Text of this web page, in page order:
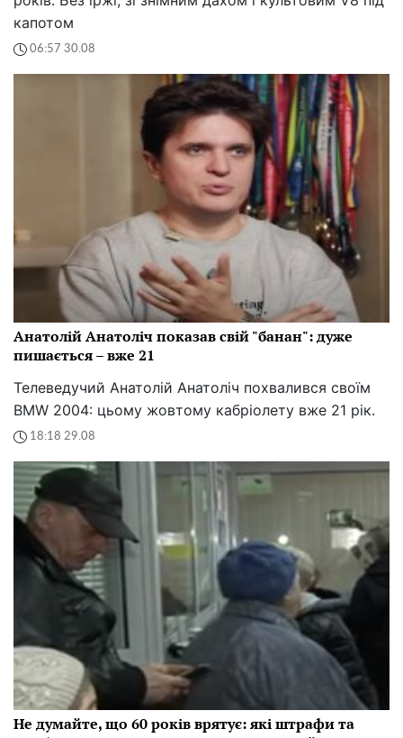
капотом
06:57 30.08
Анатолій Анатоліч показав свій "банан": дуже
пишається – вже 21
Телеведучий Анатолій Анатоліч похвалився своїм
BMW 2004: цьому жовтому кабріолету вже 21 рік.
18:18 29.08
Не думайте, що 60 років врятує: які штрафи та